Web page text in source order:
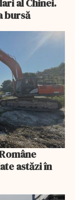
al Chinei.
bursă
astăzi în